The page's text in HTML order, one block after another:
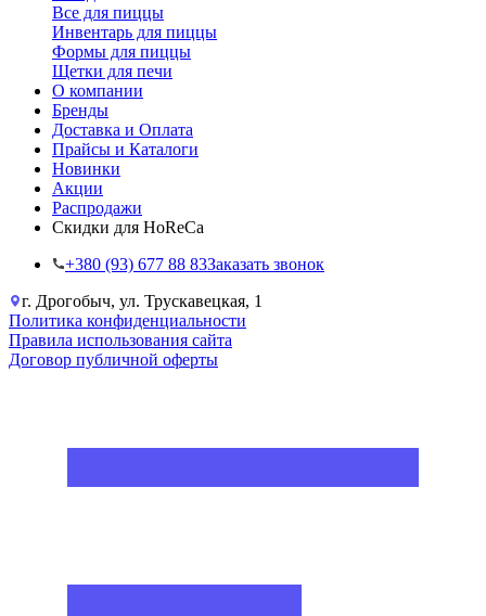
Все для пиццы
Инвентарь для пиццы
Формы для пиццы
Щетки для печи
О компании
Бренды
Доставка и Оплата
Прайсы и Каталоги
Новинки
Акции
Распродажи
Скидки для HoReCa
+38‎0 (93) 677 88 83Заказать звонок
г. Дрогобыч, ул. Трускавецкая, 1
Политика конфиденциальности
Правила использования сайта
Договор публичной оферты